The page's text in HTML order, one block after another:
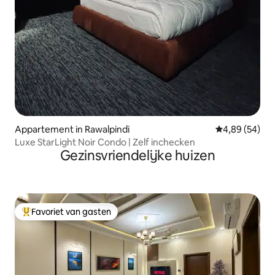
Appartement in Rawalpindi Gemiddelde
4,89 (54)
Luxe StarLight Noir Condo | Zelf inchecken
Gezinsvriendelijke huizen
Topfavoriet van gasten
Favoriet van gasten